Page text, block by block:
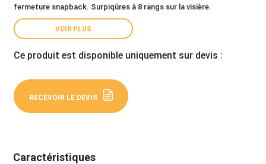
fermeture snapback. Surpiqûres à 8 rangs sur la visière.
VOIR PLUS
Ce produit est disponible uniquement sur devis :
RECEVOIR LE DEVIS
Caractéristiques